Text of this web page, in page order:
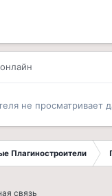
не просматривает
Плагиностроители
связь